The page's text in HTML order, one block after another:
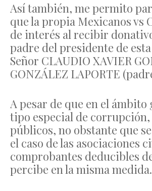
Así también, me permito
que la propia Mexicanos
de interés al recibir
padre del presidente de
Señor CLAUDIO XAVIER
GONZÁLEZ LAPORTE
A pesar de que en el
tipo especial de
públicos, no obstante que
el caso de las
comprobantes deducibles
percibe en la misma medida.